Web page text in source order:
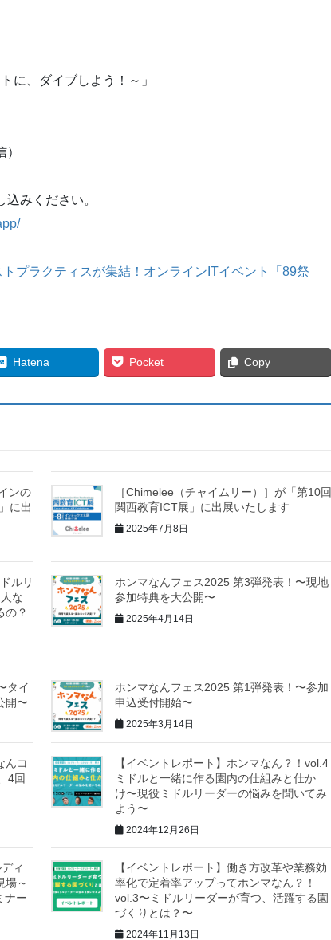
に、ダイブしよう！～」
みください。
プラクティスが集結！オンラインITイベント「89祭
Hatena Pocket Copy
ンの
に出
［Chimelee（チャイムリー）］が「第10回
関西教育ICT展」に出展いたします
2025年7月8日
ルリ
な
の？
ホンマなんフェス2025 第3弾発表！〜現地
参加特典を大公開〜
2025年4月14日
タイ
開〜
ホンマなんフェス2025 第1弾発表！〜参加
申込受付開始〜
2025年3月14日
んコ
4回
【イベントレポート】ホンマなん？！vol.4
ミドルと一緒に作る園内の仕組みと仕か
け〜現役ミドルリーダーの悩みを聞いてみ
よう〜
2024年12月26日
ィ
場～
ナー
【イベントレポート】働き方改革や業務効
率化で定着率アップってホンマなん？！
vol.3〜ミドルリーダーが育つ、活躍する園
づくりとは？〜
2024年11月13日